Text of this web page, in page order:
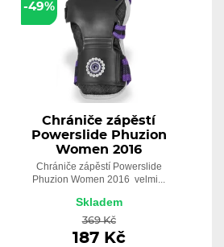
-49%
Chrániče zápěstí
Powerslide Phuzion
Women 2016
Chrániče zápěstí Powerslide
Phuzion Women 2016 velmi...
Skladem
369 Kč
187 Kč